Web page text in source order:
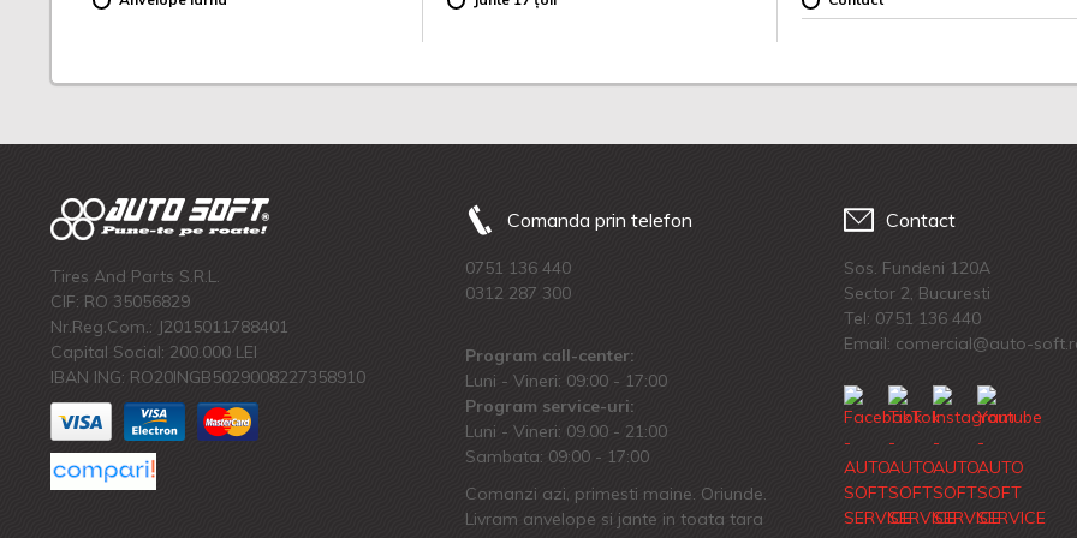
Tires And Parts S.R.L.
CIF: RO 35056829
Nr.Reg.Com.: J2015011788401
Capital Social: 200.000 LEI
IBAN ING: RO20INGB5029008227358910
Comanda prin telefon
0751 136 440
0312 287 300
Program call-center:
Luni - Vineri: 09:00 - 17:00
Program service-uri:
Luni - Vineri: 09.00 - 21:00
Sambata: 09:00 - 17:00
Comanzi azi, primesti maine. Oriunde.
Livram anvelope si jante in toata tara
Contact
Sos. Fundeni 120A
Sector 2, Bucuresti
Tel: 0751 136 440
Email: comercial@auto-